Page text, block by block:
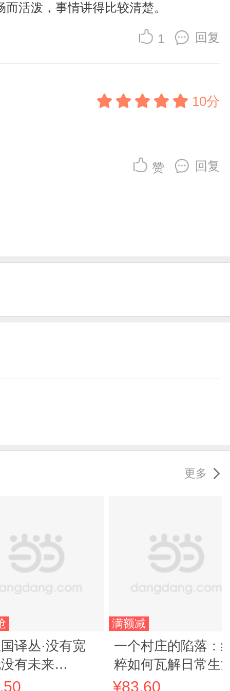
活泼，事情讲得比较清楚。
回复
1
10分
回复
赞
更多
译丛·没有宽
有未来
：001）
满额减
一个村庄的陷落：
粹如何瓦解日常生
¥83.60